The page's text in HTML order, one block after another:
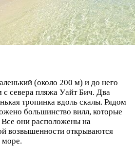
(около 200 м) и до него
севера пляжа Уайт Бич. Два
тропинка вдоль скалы. Рядом
большинство вилл, которые
они расположены на
возвышенности открываются